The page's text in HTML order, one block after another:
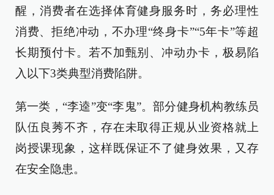
醒，消费者在选择体育健身服务时，务必理性
消费、拒绝冲动，不办理“终身卡”“5年卡”等超
长期预付卡。若不加甄别、冲动办卡，极易陷
入以下3类典型消费陷阱。
第一类，“李逵”变“李鬼”。部分健身机构教练员
队伍良莠不齐，存在未取得正规从业资格就上
岗授课现象，这样既保证不了健身效果，又存
在安全隐患。